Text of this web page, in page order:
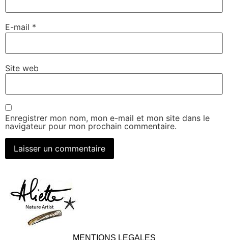
E-mail *
Site web
Enregistrer mon nom, mon e-mail et mon site dans le
navigateur pour mon prochain commentaire.
MENTIONS LEGALES